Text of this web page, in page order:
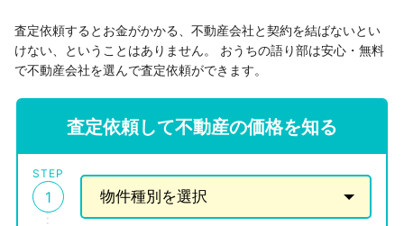
査定依頼するとお金がかかる、不動産会社と契約を結ばないとい
けない、ということはありません。 おうちの語り部は安心・無料
で不動産会社を選んで査定依頼ができます。
査定依頼して不動産の価格を知る
STEP
1